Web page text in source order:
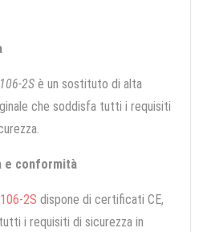
2S è un sostituto di alta
che soddisfa tutti i requisiti
e conformità
2S dispone di certificati CE,
i requisiti di sicurezza in